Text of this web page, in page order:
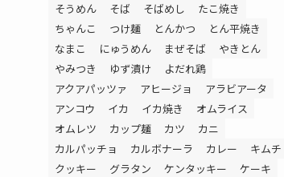
そうめん
そば そばめし
たこ焼き
ちゃんこ
つけ麺 とんかつ
とん平焼き
なまこ
にゅうめん まぜそば
やきとん
やみつき
ゆず漬け
よだれ鶏
アクアパッツァ
アヒージョ
アラビアータ
アンコウ
イカ イカ焼き
オムライス
オムレツ
カップ麺 カツ
カニ
カルパッチョ
カルボナーラ カレー
キムチ
クッキー
グラタン ケンタッキー
ケーキ